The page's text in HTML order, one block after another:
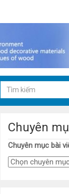
Chuyên
Chuyên mục bài